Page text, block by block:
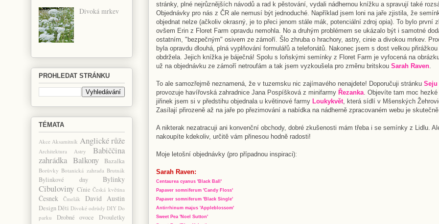
stránky, plné nejrůznějších návodů a rad k pěstování, vydali nádhernou knížku a spravují také
Objednávky pro nás z ČR ale nemusí být jednoduché. Například jsem loni na jaře zjistila, že
objednat nelze (ačkoliv okrasný, je to přeci jenom stále mák, potenciální zdroj opia). To bylo první
ovšem Erin z Floret Farm opravdu nemohla. No a druhým problémem se ukázalo být i samotné
ostatním, "bezpečným" osivem ze zámoří. Šlo zhruba o hrachory, astry, cinie a divokou mrkev.
byla opravdu dlouhá, plná vyplňování formulářů a telefonátů. Nakonec jsem s dost velkou
obdržela. Jejich knížka je báječná! Spolu s loňskými semínky z Floret Farm je vyfocená na
už na objednávku ze zámoří netroufám a tak jsem vyzkoušela pro změnu britskou Sarah Raven.
To ale samozřejmě neznamená, že v tuzemsku nic zajímavého nenajdete! Doporučuji stránku
provozuje havířovská zahradnice Jana Pospíšková z minifarmy Řezanka. Objevíte tam moc
jiřinek jsem si v předstihu objednala u květinové farmy Loukykvět, která sídlí v Mšenských
Zasílají přirozeně až na jaře po přezimování a nabídka na nádherně zpracovaném webu je
A nikterak nezatracuji ani konvenční obchody, dobré zkušenosti mám třeba i se semínky z Lidlu.
nakoupíte kdekoliv, určitě vám přinesou hodně radosti!
Moje letošní objednávky (pro případnou inspiraci):
Sarah Raven:
Centaurea cyanus 'Black Ball'
Papaver somniferum 'Candy Floss'
Papaver somniferum 'Black Single'
Antirrhinum majus 'Appleblossom'
Sweet Pea 'Noel Sutton'
Divoká mrkev
PROHLEDAT STRÁNKU
TÉMATA
Akce Aksamitník Anglické růže
Architektura Astry
Babiččina
zahrádka Balkony Bazalka
Borůvky Botanická zahrada Brutnák
Bylinkové dny Bylinky
Cibuloviny Cínie Česká květina
Česnek Čmelák David Austin
DesignDěti Divoké odrůdy DIY Do
parku
Drobné ovoce Dvouletky